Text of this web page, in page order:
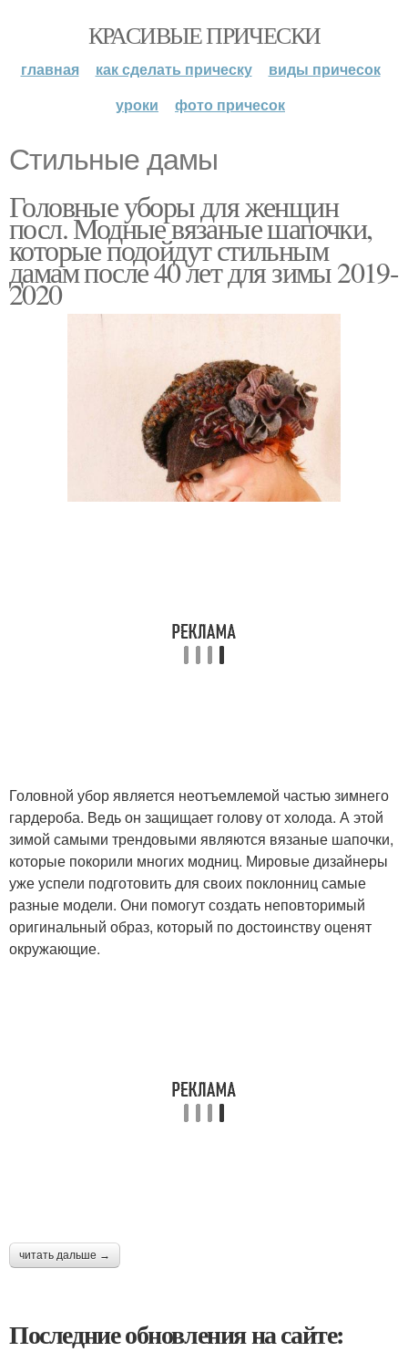
КРАСИВЫЕ ПРИЧЕСКИ
главная как сделать прическу
виды причесок
уроки
фото причесок
Стильные дамы
Головные уборы для женщин
посл. Модные вязаные шапочки,
которые подойдут стильным
дамам после 40 лет для зимы 2019-
2020
Головной убор является неотъемлемой частью зимнего
гардероба. Ведь он защищает голову от холода. А этой
зимой самыми трендовыми являются вязаные шапочки,
которые покорили многих модниц. Мировые дизайнеры
уже успели подготовить для своих поклонниц самые
разные модели. Они помогут создать неповторимый
оригинальный образ, который по достоинству оценят
окружающие.
читать дальше →
Последние обновления на сайте: